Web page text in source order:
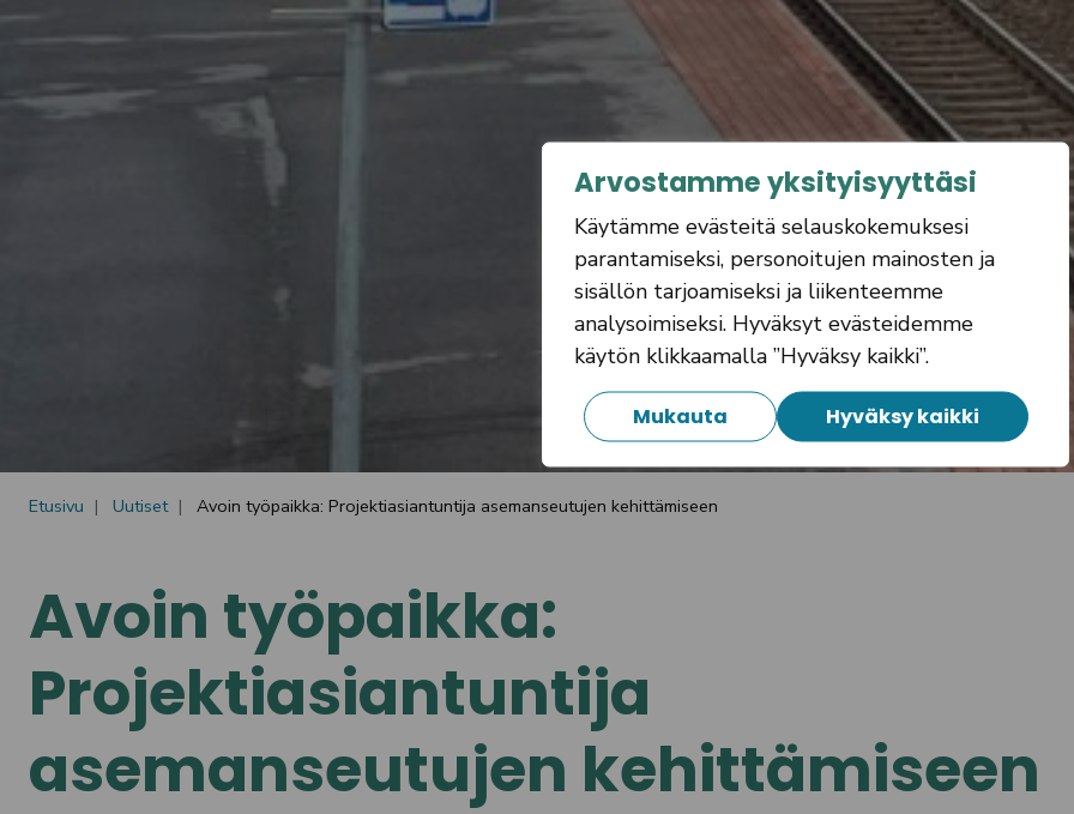
Arvostamme yksityisyyttäsi
Käytämme evästeitä selauskokemuksesi
parantamiseksi, personoitujen mainosten ja
sisällön tarjoamiseksi ja liikenteemme
analysoimiseksi. Hyväksyt evästeidemme
käytön klikkaamalla ”Hyväksy kaikki”.
Mukauta Hyväksy kaikki
Etusivu Uutiset Avoin työpaikka: Projektiasiantuntija asemanseutujen kehittämiseen
Avoin työpaikka:
Projektiasiantuntija
asemanseutujen kehittämiseen